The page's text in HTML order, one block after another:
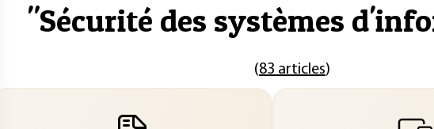
"Sécurité des systèmes
(83 articles)